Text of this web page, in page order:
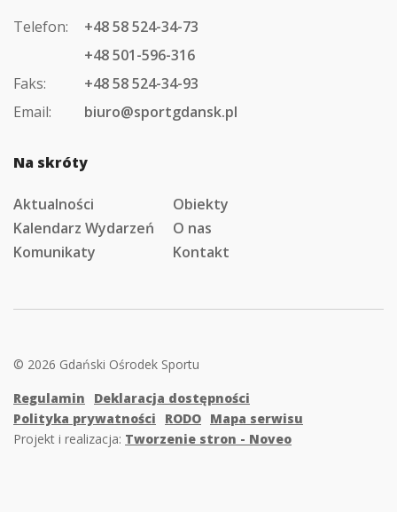
Telefon:
+48 58 524-34-73
+48 501-596-316
Faks:
+48 58 524-34-93
Email:
biuro@sportgdansk.pl
Na skróty
Aktualności
Obiekty
Kalendarz Wydarzeń
O nas
Komunikaty
Kontakt
© 2026 Gdański Ośrodek Sportu
Regulamin
Deklaracja dostępności
Polityka prywatności
RODO Mapa serwisu
Projekt i realizacja: Tworzenie stron - Noveo